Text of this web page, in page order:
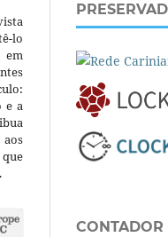
lo
em
e a
CONTADOR